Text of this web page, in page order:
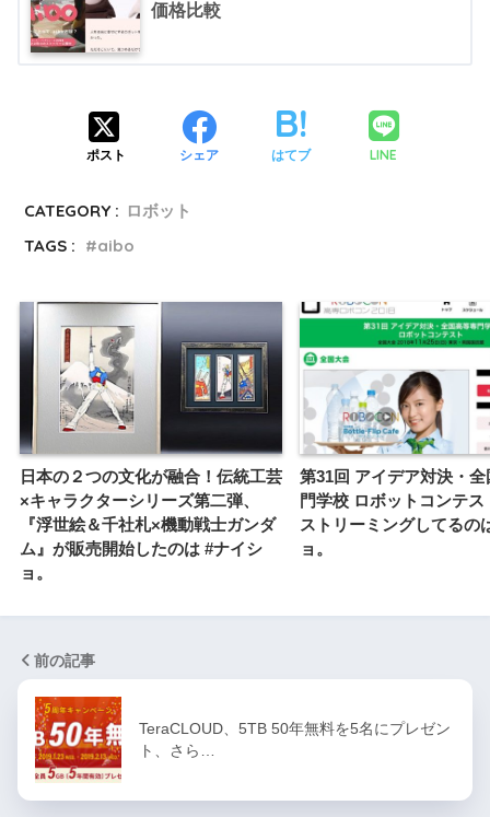
価格比較
ポスト シェア はてブ LINE
CATEGORY : ロボット
TAGS :
aibo
日本の２つの文化が融合！伝統工芸
×キャラクターシリーズ第二弾、
『浮世絵＆千社札×機動戦士ガンダ
ム』が販売開始したのは #ナイシ
ョ。
第31回 アイデア対決・
門学校 ロボットコンテス
ストリーミングしてるの
ョ。
前の記事
TeraCLOUD、5TB 50年無料を5名にプレゼン
ト、さら…